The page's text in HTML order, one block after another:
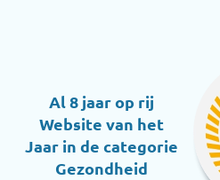
Al 8 jaar op rij
Website van het
Jaar in de categorie
Gezondheid